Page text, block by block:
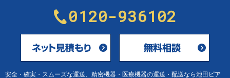
0120-936102
メールにてお問合せ
安全・確実・スムーズな運送、 精密機器・医療機器の運送・配送なら池田ピア